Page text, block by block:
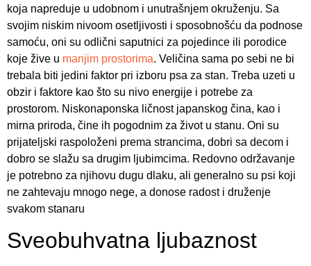
koja napreduje u udobnom i unutrašnjem okruženju. Sa
svojim niskim nivoom osetljivosti i sposobnošću da podnose
samoću, oni su odlični saputnici za pojedince ili porodice
koje žive u manjim prostorima. Veličina sama po sebi ne bi
trebala biti jedini faktor pri izboru psa za stan. Treba uzeti u
obzir i faktore kao što su nivo energije i potrebe za
prostorom. Niskonaponska ličnost japanskog čina, kao i
mirna priroda, čine ih pogodnim za život u stanu. Oni su
prijateljski raspoloženi prema strancima, dobri sa decom i
dobro se slažu sa drugim ljubimcima. Redovno održavanje
je potrebno za njihovu dugu dlaku, ali generalno su psi koji
ne zahtevaju mnogo nege, a donose radost i druženje
svakom stanaru
Sveobuhvatna ljubaznost